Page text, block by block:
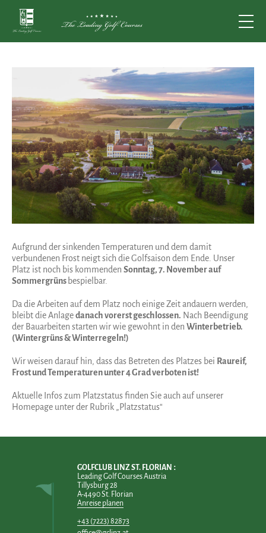
Aufgrund der sinkenden Temperaturen und dem damit
verbundenen Frost neigt sich die Golfsaison dem Ende. Unser
Platz ist noch bis kommenden Sonntag, 7. November auf
Sommergrüns bespielbar.
Da die Arbeiten auf dem Platz noch einige Zeit andauern werden,
bleibt die Anlagedanach vorerst geschlossen. Nach Beendigung
der Bauarbeiten starten wir wie gewohnt in den Winterbetrieb.
(Wintergrüns & Winterregeln!)
Wir weisen darauf hin, dass das Betreten des Platzes bei Raureif,
Frost und Temperaturen unter 4 Grad verboten ist!
Aktuelle Infos zum Platzstatus finden Sie auch auf unserer
Homepage unter der Rubrik „Platzstatus“
GOLFCLUB LINZ ST. FLORIAN
Leading Golf Courses Austria
Tillysburg 28
A-4490 St. Florian
Anreise planen
+43 (7223) 82873